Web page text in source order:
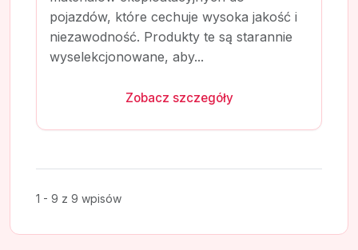
pojazdów, które cechuje wysoka jakość i
niezawodność. Produkty te są starannie
wyselekcjonowane, aby...
Zobacz szczegóły
1 - 9 z 9 wpisów